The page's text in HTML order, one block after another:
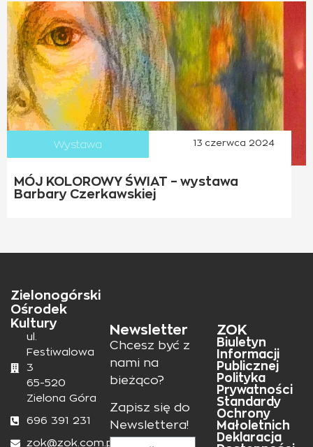
Wystawa 13 czerwca 2024
MÓJ KOLOROWY ŚWIAT – wystawa
Barbary Czerkawskiej
Zielonogórski
Ośrodek
Kultury
ul.
Festiwalowa
3
65-520
Zielona Góra
696 391 231
zok@zok.com.pl
Newsletter
Chcesz być z
nami na
bieżąco?
Zapisz się do
Newslettera!
ZOK
Biuletyn
Informacji
Publicznej
Polityka
Prywatności
Standardy
Ochrony
Małoletnich
Deklaracja